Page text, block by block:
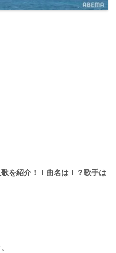
を紹介！！曲名は！？歌手は